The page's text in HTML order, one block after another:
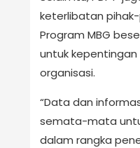
keterlibatan
Program MBG
untuk kepentingan
organisasi.
“Data dan
semata-mata
dalam rangka